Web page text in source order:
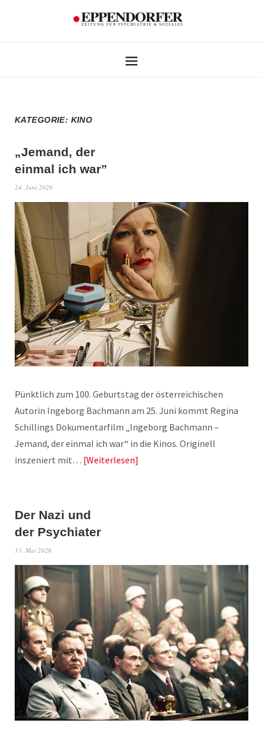
KATEGORIE: KINO
„Jemand, der
einmal ich war”
24. Juni 2026
Pünktlich zum 100. Geburtstag der österreichischen
Autorin Ingeborg Bachmann am 25. Juni kommt Regina
Schillings Dokumentarfilm „Ingeborg Bachmann –
Jemand, der einmal ich war“ in die Kinos. Originell
inszeniert mit… Weiterlesen
Der Nazi und
der Psychiater
13. Mai 2026